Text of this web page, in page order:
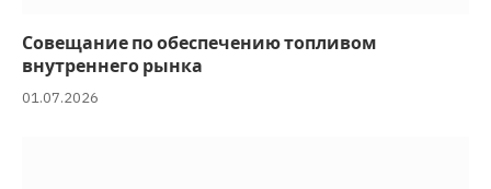
Совещание по обеспечению топливом
внутреннего рынка
01.07.2026